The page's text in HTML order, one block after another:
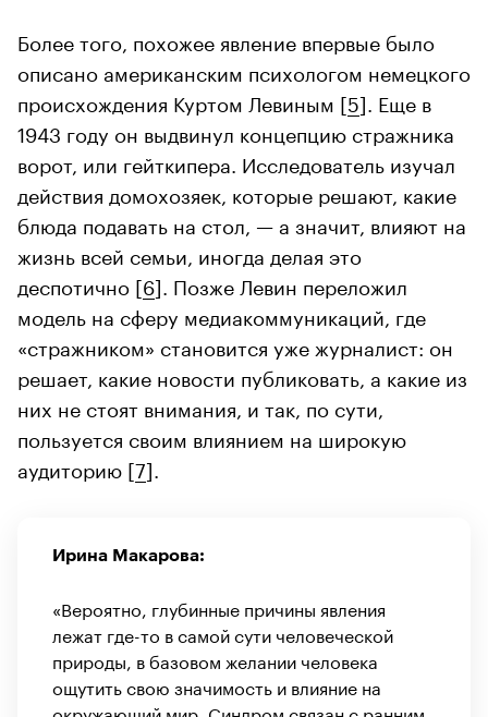
Более того, похожее явление впервые было
описано американским психологом немецкого
происхождения Куртом Левиным [5]. Еще в
1943 году он выдвинул концепцию стражника
ворот, или гейткипера. Исследователь изучал
действия домохозяек, которые решают, какие
блюда подавать на стол, — а значит, влияют на
жизнь всей семьи, иногда делая это
деспотично [6]. Позже Левин переложил
модель на сферу медиакоммуникаций, где
«стражником» становится уже журналист: он
решает, какие новости публиковать, а какие из
них не стоят внимания, и так, по сути,
пользуется своим влиянием на широкую
аудиторию [7].
Ирина Макарова:
«Вероятно, глубинные причины явления
лежат где-то в самой сути человеческой
природы, в базовом желании человека
ощутить свою значимость и влияние на